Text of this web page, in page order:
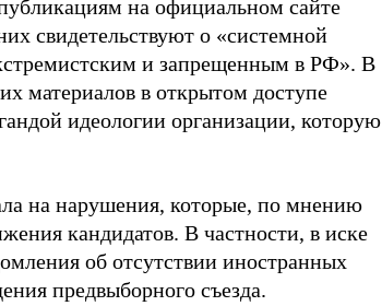
на официальном сайте
свидетельствуют о «системной
и запрещенным в РФ». В
материалов в открытом доступе
идеологии организации, которую
на нарушения, которые, по мнению
кандидатов. В частности, в иске
об отсутствии иностранных
предвыборного съезда.